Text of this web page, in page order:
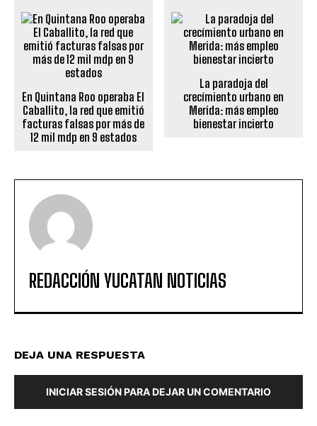
En Quintana Roo operaba El
Caballito, la red que emitió
facturas falsas por más de
12 mil mdp en 9 estados
La paradoja del
crecímiento urbano en
Merida: más empleo
bienestar incierto
REDACCIÓN YUCATAN NOTICIAS
DEJA UNA RESPUESTA
INICIAR SESIÓN PARA DEJAR UN COMENTARIO